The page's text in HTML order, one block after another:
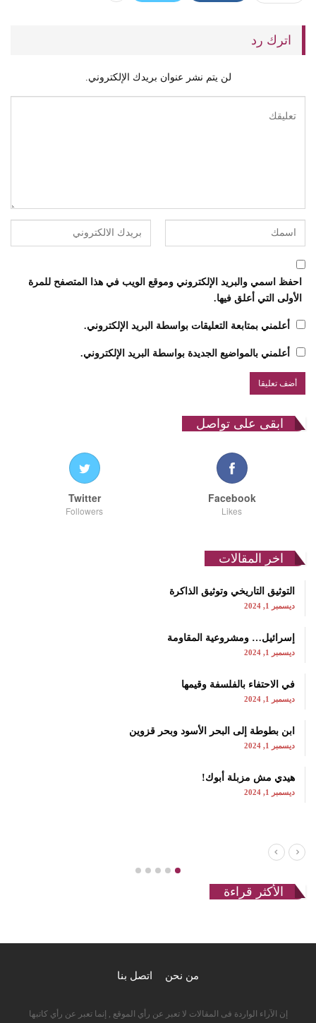
اترك رد
لن يتم نشر عنوان بريدك الإلكتروني.
احفظ اسمي والبريد الإلكتروني وموقع الويب في هذا المتصفح للمرة
الأولى التي أعلق فيها.
أعلمني بمتابعة التعليقات بواسطة البريد الإلكتروني.
أعلمني بالمواضيع الجديدة بواسطة البريد الإلكتروني.
ابقى على تواصل
Facebook
Likes
Twitter
Followers
اخر المقالات
التوثيق التاريخي وتوثيق الذاكرة
ديسمبر 1, 2024
إسرائيل… ومشروعية المقاومة
ديسمبر 1, 2024
في الاحتفاء بالفلسفة وقيمها
ديسمبر 1, 2024
ابن بطوطة إلى البحر الأسود وبحر قزوين
ديسمبر 1, 2024
هيدي مش مزبلة أبوك!
ديسمبر 1, 2024
الأكثر قراءة
من نحن اتصل بنا
إن الآراء الواردة فى المقالات لا تعبر عن رأي الموقع , إنما تعبر عن رأي كاتبها